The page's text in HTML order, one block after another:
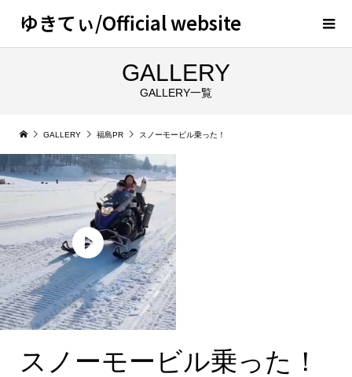
ゆきてぃ/Official website
GALLERY
GALLERY一覧
GALLERY 福島PR スノーモービル乗った！
スノーモービル
スノーモービル乗った！